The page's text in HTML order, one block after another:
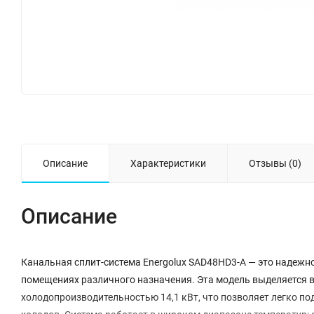
Описание Характеристики Отзывы (0)
Описание
Канальная сплит-система Energolux SAD48HD3-A — это
помещениях различного назначения. Эта модель выделяется
холодопроизводительностью 14,1 кВт, что позволяет легко